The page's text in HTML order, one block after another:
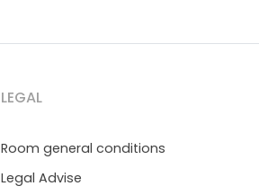
LEGAL
Room general conditions
Legal Advise